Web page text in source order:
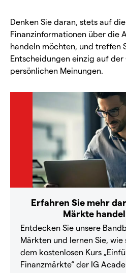
Denken Sie daran, stets auf
Finanzinformationen über die
handeln möchten, und treffen
Entscheidungen einzig auf
persönlichen Meinungen.
Erfahren Sie mehr
Märkte
Entdecken Sie unsere
Märkten und lernen Sie,
dem kostenlosen Kurs
Finanzmärkte“ der IG